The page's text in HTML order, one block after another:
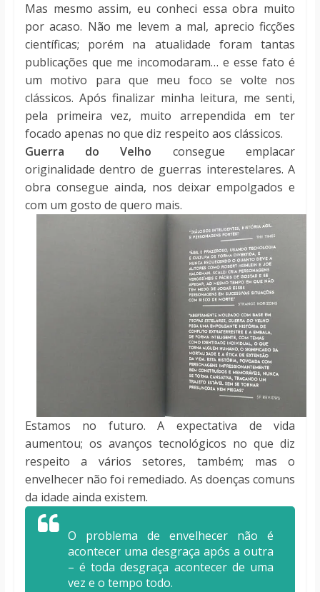
Mas mesmo assim, eu conheci essa obra muito
por acaso. Não me levem a mal, aprecio ficções
científicas; porém na atualidade foram tantas
publicações que me incomodaram… e esse fato é
um motivo para que meu foco se volte nos
clássicos. Após finalizar minha leitura, me senti,
pela primeira vez, muito arrependida em ter
focado apenas no que diz respeito aos clássicos.
Guerra do Velho consegue emplacar
originalidade dentro de guerras interestelares. A
obra consegue ainda, nos deixar empolgados e
com um gosto de quero mais.
Estamos no futuro. A expectativa de vida
aumentou; os avanços tecnológicos no que diz
respeito a vários setores, também; mas o
envelhecer não foi remediado. As doenças comuns
da idade ainda existem.
O problema de envelhecer não é
acontecer uma desgraça após a outra
– é toda desgraça acontecer de uma
vez e o tempo todo.